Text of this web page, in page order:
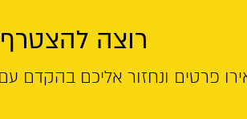
רוצה
פרטים ונחזור אליכם בהקדם